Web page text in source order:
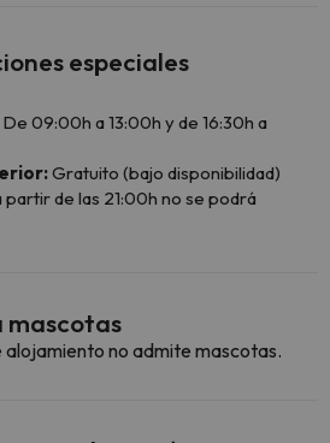
especiales
De 09:00h a 13:00h y de 16:30h a
Gratuito (bajo disponibilidad)
partir de las 21:00h no se podrá
mascotas
alojamiento no admite mascotas.